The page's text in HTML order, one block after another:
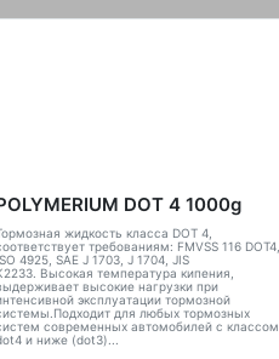
DOT 4 1000g
жидкость класса DOT 4,
требованиям: FMVSS 116 DOT4,
4925, SAE J 1703, J 1704, JIS
Высокая температура кипения,
высокие нагрузки при
эксплуатации тормозной
для любых тормозных
современных автомобилей с классом
и ниже (dot3)...